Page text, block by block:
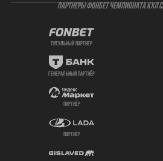
ПАРТНЕРЫ ФОНБЕТ ЧЕМПИОНАТА КХЛ
титульный партнер
генеральный партнёр
партнёр
партнёр